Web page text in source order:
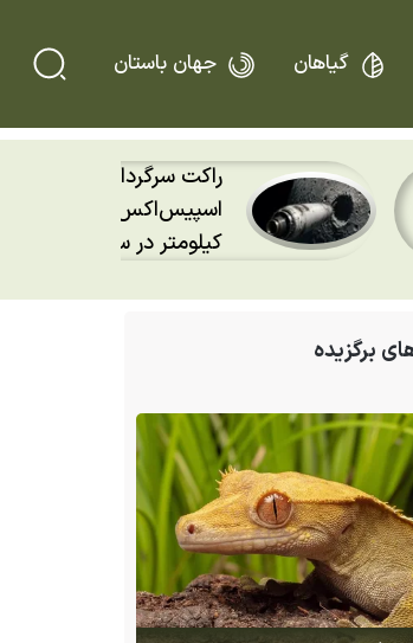
گیاهان جهان باستان
دو ویژگی عجیب خرس
انگشت ششم پاندا
برگزیده
غول‌پیکر به یک سوپرمارکت در